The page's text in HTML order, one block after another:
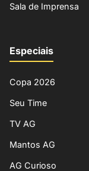
Sala de Imprensa
Especiais
Copa 2026
Seu Time
TV AG
Mantos AG
AG Curioso